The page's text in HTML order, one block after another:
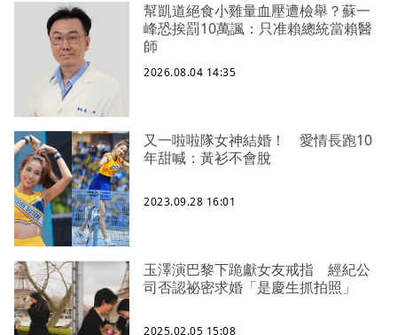
幫凱道絕食小雞量血壓遭檢舉？蘇一
峰恐挨罰10萬諷：只准賴總統當賴醫
師
2026.08.04 14:35
又一啦啦隊女神結婚！ 愛情長跑10
年甜喊：黃衫不會脫
2023.09.28 16:01
玉澤演巴黎下跪獻女友戒指 經紀公
司否認祕密求婚「是慶生抓拍照」
2025.02.05 15:08